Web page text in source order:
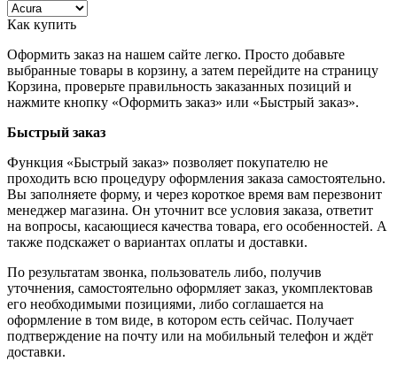
Как купить
Оформить заказ на нашем сайте легко. Просто добавьте
выбранные товары в корзину, а затем перейдите на страницу
Корзина, проверьте правильность заказанных позиций и
нажмите кнопку «Оформить заказ» или «Быстрый заказ».
Быстрый заказ
Функция «Быстрый заказ» позволяет покупателю не
проходить всю процедуру оформления заказа самостоятельно.
Вы заполняете форму, и через короткое время вам перезвонит
менеджер магазина. Он уточнит все условия заказа, ответит
на вопросы, касающиеся качества товара, его особенностей. А
также подскажет о вариантах оплаты и доставки.
По результатам звонка, пользователь либо, получив
уточнения, самостоятельно оформляет заказ, укомплектовав
его необходимыми позициями, либо соглашается на
оформление в том виде, в котором есть сейчас. Получает
подтверждение на почту или на мобильный телефон и ждёт
доставки.